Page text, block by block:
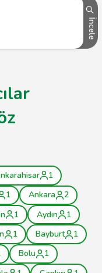
İncele
1
1 Ankara
2
1 Aydın
1
1 Bayburt
1
Bolu
1